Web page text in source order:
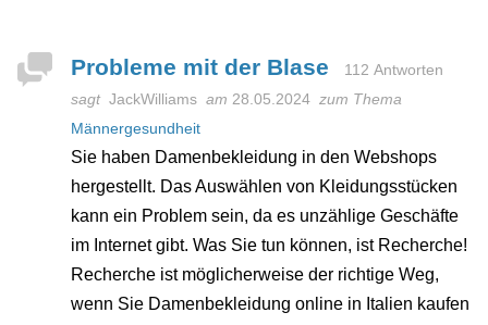
Probleme mit der Blase
112 Antworten
sagt JackWilliams am 28.05.2024 zum Thema
Männergesundheit
Sie haben Damenbekleidung in den Webshops
hergestellt. Das Auswählen von Kleidungsstücken
kann ein Problem sein, da es unzählige Geschäfte
im Internet gibt. Was Sie tun können, ist Recherche!
Recherche ist möglicherweise der richtige Weg,
wenn Sie Damenbekleidung online in Italien kaufen